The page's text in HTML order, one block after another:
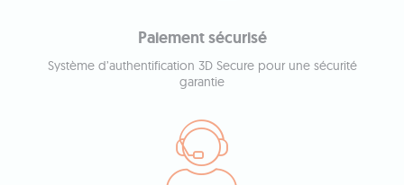
Paiement sécurisé
Système d’authentification 3D Secure pour une sécurité
garantie